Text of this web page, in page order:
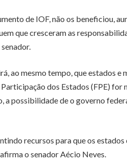
de IOF, não os beneficiou,
que cresceram as
ao mesmo tempo, que estados e
dos Estados (FPE) for
a possibilidade de o governo
recursos para que os
o senador Aécio Neves.